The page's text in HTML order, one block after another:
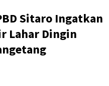
Sitaro Ingatkan
Lahar Dingin